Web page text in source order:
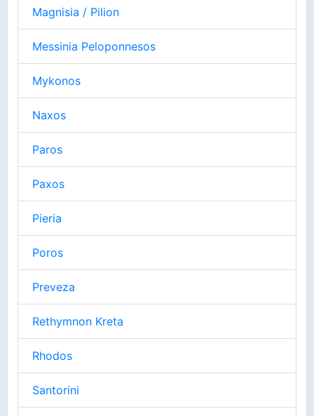
Magnisia / Pilion
Messinia Peloponnesos
Mykonos
Naxos
Paros
Paxos
Pieria
Poros
Preveza
Rethymnon Kreta
Rhodos
Santorini